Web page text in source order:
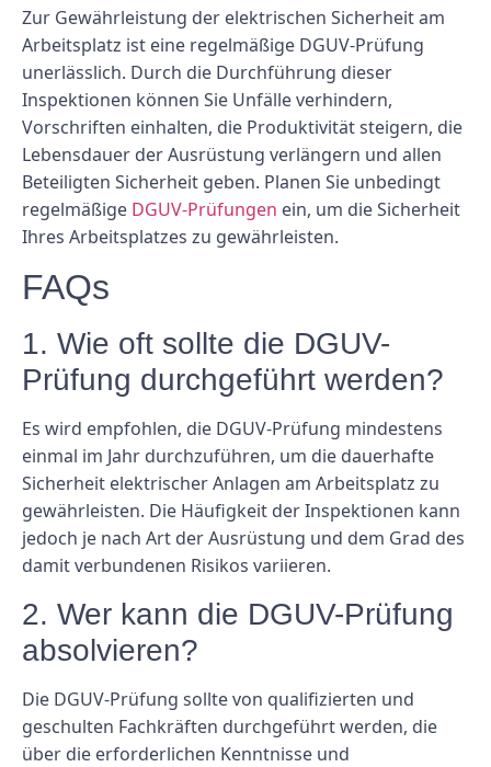
Zur Gewährleistung der elektrischen Sicherheit am
Arbeitsplatz ist eine regelmäßige DGUV-Prüfung
unerlässlich. Durch die Durchführung dieser
Inspektionen können Sie Unfälle verhindern,
Vorschriften einhalten, die Produktivität steigern, die
Lebensdauer der Ausrüstung verlängern und allen
Beteiligten Sicherheit geben. Planen Sie unbedingt
regelmäßige DGUV-Prüfungen ein, um die Sicherheit
Ihres Arbeitsplatzes zu gewährleisten.
FAQs
1. Wie oft sollte die DGUV-
Prüfung durchgeführt werden?
Es wird empfohlen, die DGUV-Prüfung mindestens
einmal im Jahr durchzuführen, um die dauerhafte
Sicherheit elektrischer Anlagen am Arbeitsplatz zu
gewährleisten. Die Häufigkeit der Inspektionen kann
jedoch je nach Art der Ausrüstung und dem Grad des
damit verbundenen Risikos variieren.
2. Wer kann die DGUV-Prüfung
absolvieren?
Die DGUV-Prüfung sollte von qualifizierten und
geschulten Fachkräften durchgeführt werden, die
über die erforderlichen Kenntnisse und